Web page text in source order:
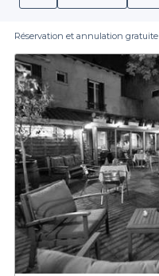
Réservation et annulation gratuite